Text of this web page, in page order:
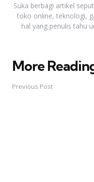
Suka berbagi artikel
toko online, teknologi,
hal yang penulis tahu
More
Post
navigation
Previous Post